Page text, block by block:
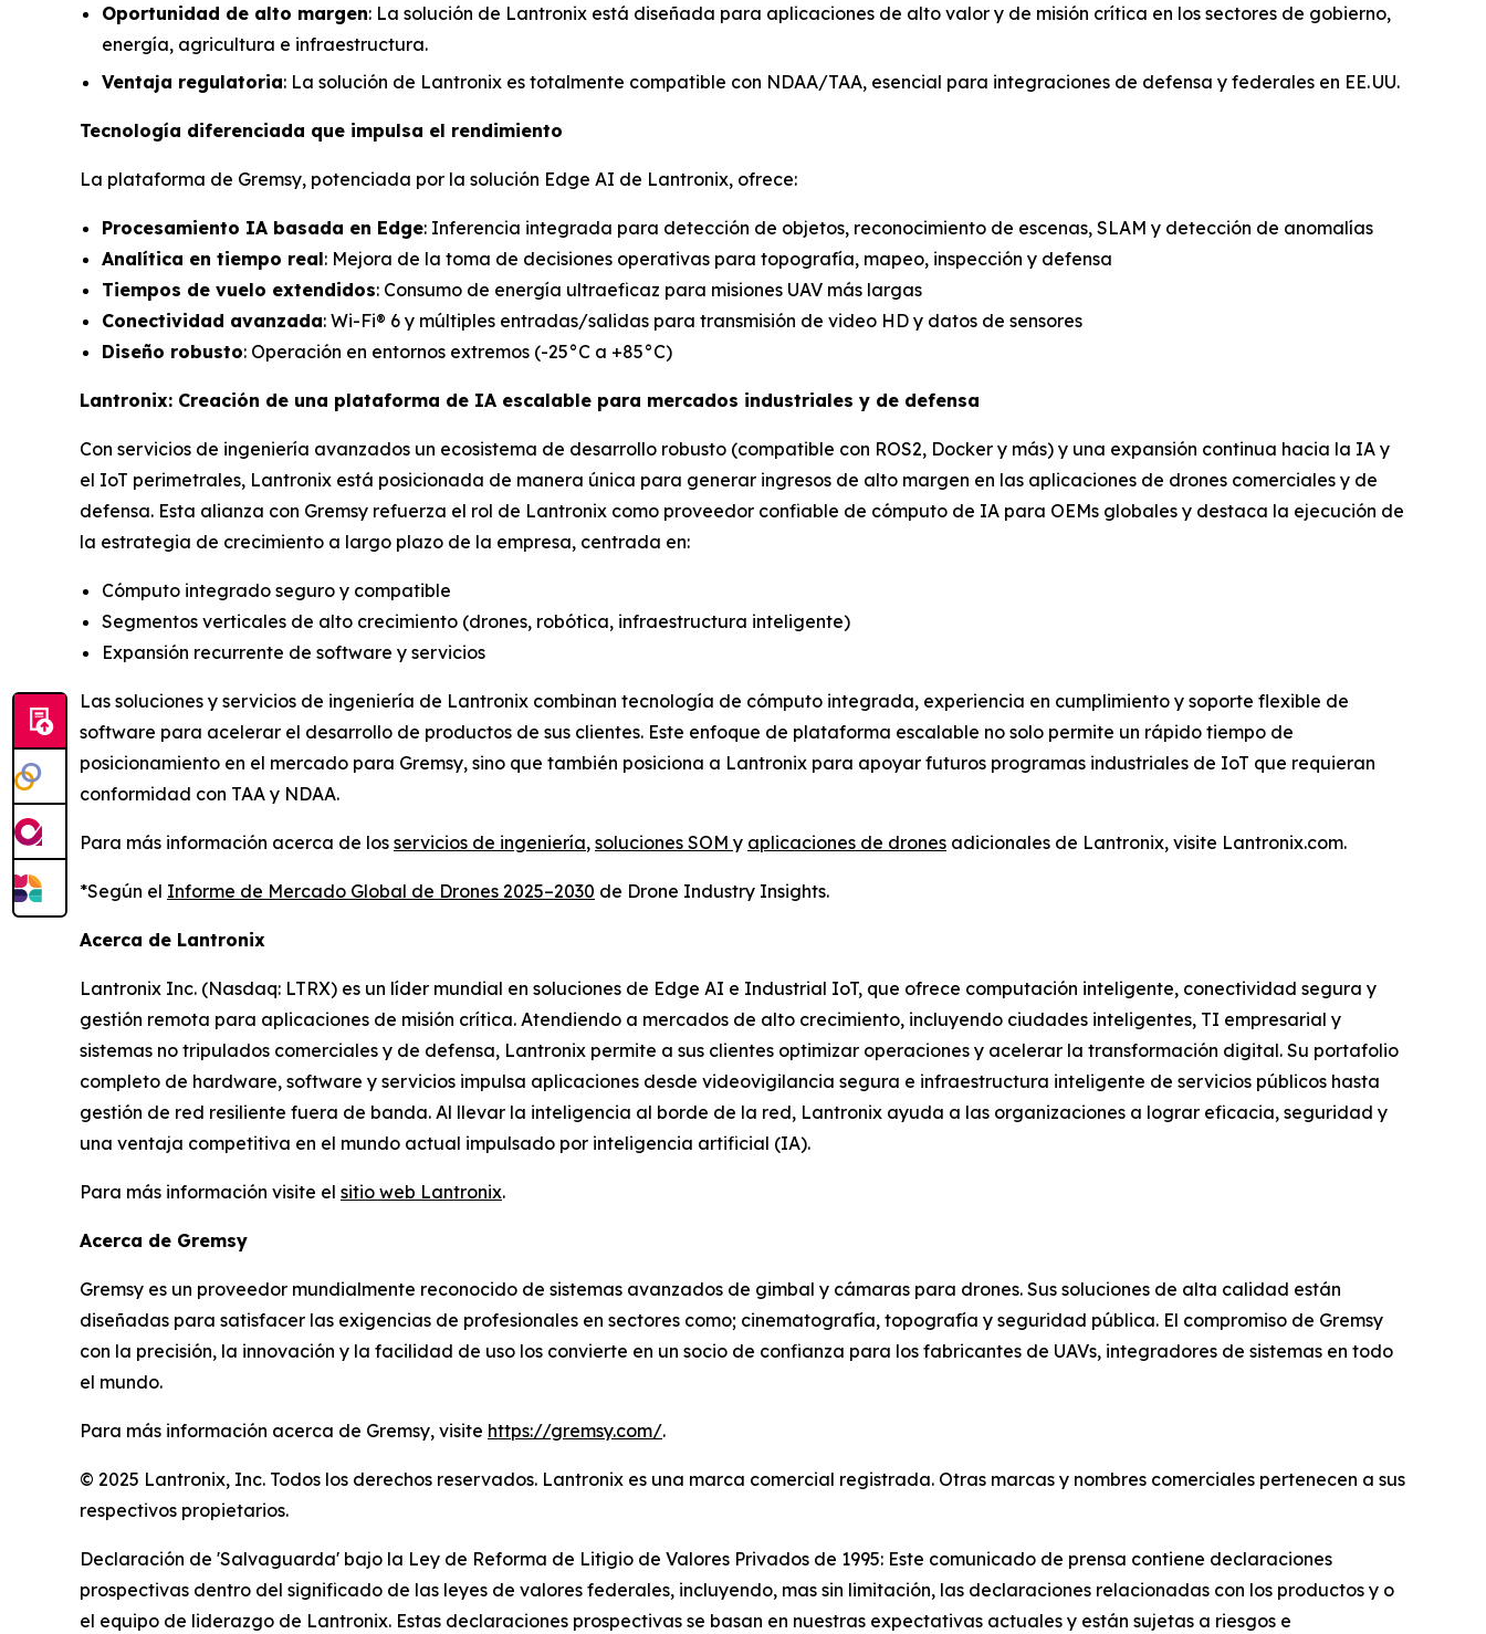
Oportunidad de alto margen: La solución de Lantronix está diseñada para aplicaciones de alto valor y de misión crítica en los sectores de gobierno,
energía, agricultura e infraestructura.
Ventaja regulatoria: La solución de Lantronix es totalmente compatible con NDAA/TAA, esencial para integraciones de defensa y federales en EE. UU.
Tecnología diferenciada que impulsa el rendimiento
La plataforma de Gremsy, potenciada por la solución Edge AI de Lantronix, ofrece:
Procesamiento IA basada en Edge: Inferencia integrada para detección de objetos, reconocimiento de escenas, SLAM y detección de anomalías
Analítica en tiempo real: Mejora de la toma de decisiones operativas para topografía, mapeo, inspección y defensa
Tiempos de vuelo extendidos: Consumo de energía ultraeficaz para misiones UAV más largas
Conectividad avanzada: Wi-Fi® 6 y múltiples entradas/salidas para transmisión de video HD y datos de sensores
Diseño robusto: Operación en entornos extremos (-25°C a +85°C)
Lantronix: Creación de una plataforma de IA escalable para mercados industriales y de defensa
Con servicios de ingeniería avanzados un ecosistema de desarrollo robusto (compatible con ROS2, Docker y más) y una expansión continua hacia la IA y
el IoT perimetrales, Lantronix está posicionada de manera única para generar ingresos de alto margen en las aplicaciones de drones comerciales y de
defensa. Esta alianza con Gremsy refuerza el rol de Lantronix como proveedor confiable de cómputo de IA para OEMs globales y destaca la ejecución de
la estrategia de crecimiento a largo plazo de la empresa, centrada en:
Cómputo integrado seguro y compatible
Segmentos verticales de alto crecimiento (drones, robótica, infraestructura inteligente)
Expansión recurrente de software y servicios
Las soluciones y servicios de ingeniería de Lantronix combinan tecnología de cómputo integrada, experiencia en cumplimiento y soporte flexible de
software para acelerar el desarrollo de productos de sus clientes. Este enfoque de plataforma escalable no solo permite un rápido tiempo de
posicionamiento en el mercado para Gremsy, sino que también posiciona a Lantronix para apoyar futuros programas industriales de IoT que requieran
conformidad con TAA y NDAA.
Para más información acerca de los servicios de ingeniería, soluciones SOM y aplicaciones de drones adicionales de Lantronix, visite Lantronix.com.
*Según el Informe de Mercado Global de Drones 2025–2030 de Drone Industry Insights.
Acerca de Lantronix
Lantronix Inc. (Nasdaq: LTRX) es un líder mundial en soluciones de Edge AI e Industrial IoT, que ofrece computación inteligente, conectividad segura y
gestión remota para aplicaciones de misión crítica. Atendiendo a mercados de alto crecimiento, incluyendo ciudades inteligentes, TI empresarial y
sistemas no tripulados comerciales y de defensa, Lantronix permite a sus clientes optimizar operaciones y acelerar la transformación digital. Su portafolio
completo de hardware, software y servicios impulsa aplicaciones desde videovigilancia segura e infraestructura inteligente de servicios públicos hasta
gestión de red resiliente fuera de banda. Al llevar la inteligencia al borde de la red, Lantronix ayuda a las organizaciones a lograr eficacia, seguridad y
una ventaja competitiva en el mundo actual impulsado por inteligencia artificial (IA).
Para más información visite el sitio web Lantronix.
Acerca de Gremsy
Gremsy es un proveedor mundialmente reconocido de sistemas avanzados de gimbal y cámaras para drones. Sus soluciones de alta calidad están
diseñadas para satisfacer las exigencias de profesionales en sectores como; cinematografía, topografía y seguridad pública. El compromiso de Gremsy
con la precisión, la innovación y la facilidad de uso los convierte en un socio de confianza para los fabricantes de UAVs, integradores de sistemas en todo
el mundo.
Para más información acerca de Gremsy, visite https://gremsy.com/.
© 2025 Lantronix, Inc. Todos los derechos reservados. Lantronix es una marca comercial registrada. Otras marcas y nombres comerciales pertenecen a sus
respectivos propietarios.
Declaración de 'Salvaguarda' bajo la Ley de Reforma de Litigio de Valores Privados de 1995: Este comunicado de prensa contiene declaraciones
prospectivas dentro del significado de las leyes de valores federales, incluyendo, mas sin limitación, las declaraciones relacionadas con los productos y o
el equipo de liderazgo de Lantronix. Estas declaraciones prospectivas se basan en nuestras expectativas actuales y están sujetas a riesgos e